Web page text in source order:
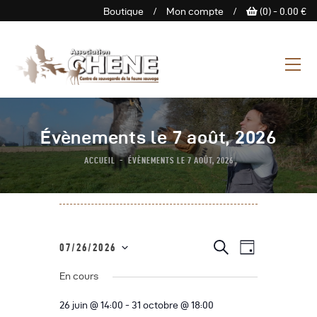
Boutique / Mon compte / (0) - 0.00 €
Évènements le 7 août, 2026
ACCUEIL ÉVÈNEMENTS LE 7 AOÛT, 2026
ASSOCIATION CHENE
Centre de Sauvegarde de la
faune sauvage
L’Association
Centre De Sauvegarde
Espace Découverte
Nous Soutenir
R
e
c
R
h
N
J
u
07/26/2026
éEn cours
26 juin @ 14:00 - 31 octobre @ 18:00